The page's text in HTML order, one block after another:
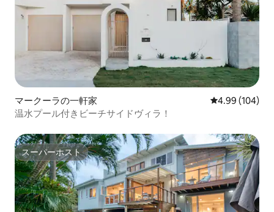
マークーラの一軒家 レビュー104
4.99 (104)
温水プール付きビーチサイドヴィラ！
スーパーホスト
スーパーホスト